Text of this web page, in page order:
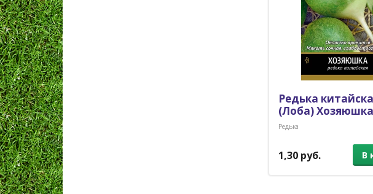
Редька
(Лоба)
Редька
1,30 руб. В